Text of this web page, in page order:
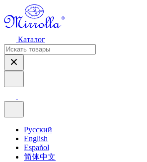
Каталог
Русский
English
Español
简体中文